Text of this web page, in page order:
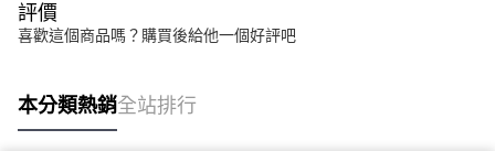
評價
喜歡這個商品嗎？購買後給他一個好評吧
本分類熱銷全站排行